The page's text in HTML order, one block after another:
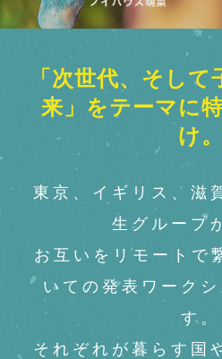
「次世代、そし
来」をテーマに
け。
東京、イギリス、滋
生グループ
お互いをリモートで
いての発表ワーク
す。
それぞれが暮らす国